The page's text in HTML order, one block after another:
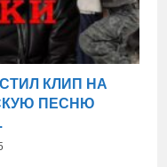
КЛИП НА
ПЕСНЮ